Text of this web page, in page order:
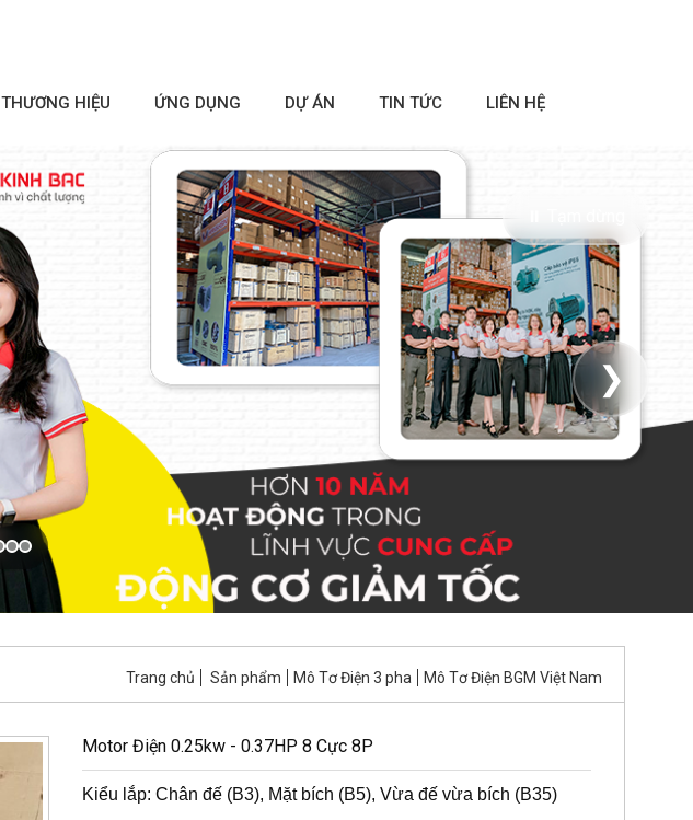
THƯƠNG HIỆU ỨNG DỤNG DỰ ÁN TIN TỨC LIÊN HỆ
❯
Trang chủ Sản phẩm Mô Tơ Điện 3 pha Mô Tơ Điện BGM Việt Nam
Motor Điện 0.25kw - 0.37HP 8 Cực 8P
Kiểu lắp: Chân đế (B3), Mặt bích (B5), Vừa đế vừa bích (B35)